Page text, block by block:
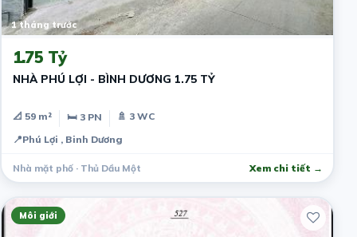
1 tháng trước
1.75 Tỷ
NHÀ PHÚ LỢI - BÌNH DƯƠNG 1.75 TỶ
📐 59 m² 🛏 3 PN
🚿 3 WC
📍Phú Lợi , Binh Dương
Nhà mặt phố · Thủ Dầu Một Xem chi tiết →
Môi giới